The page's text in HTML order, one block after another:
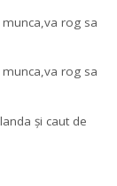
rog sa
rog sa
și caut de